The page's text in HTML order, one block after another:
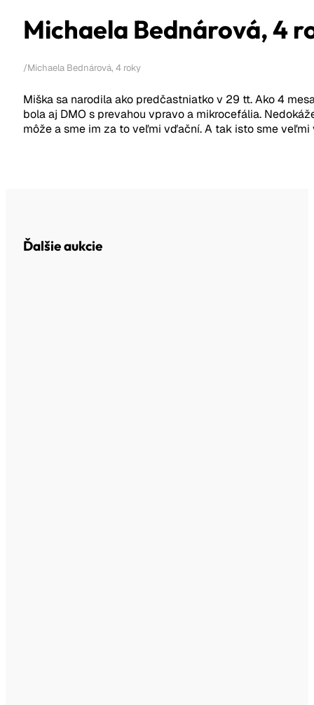
Michaela Bednárová, 4
/Michaela Bednárová, 4 roky
Miška sa narodila ako predčastniatko v 29 tt. Ako 4
bola aj DMO s prevahou vpravo a mikrocefália.
môže a sme im za to veľmi vďační. A tak isto sme
Ďalšie aukcie